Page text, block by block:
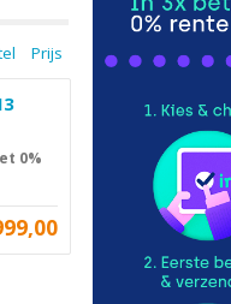
Prijs
0%